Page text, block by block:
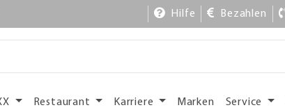
Hilfe Bezahlen
Restaurant Karriere Marken Service